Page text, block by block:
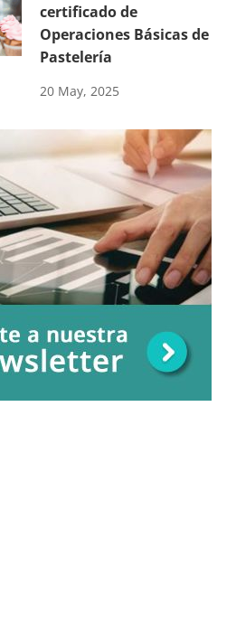
certificado de
Operaciones Básicas de
Pastelería
20 May, 2025